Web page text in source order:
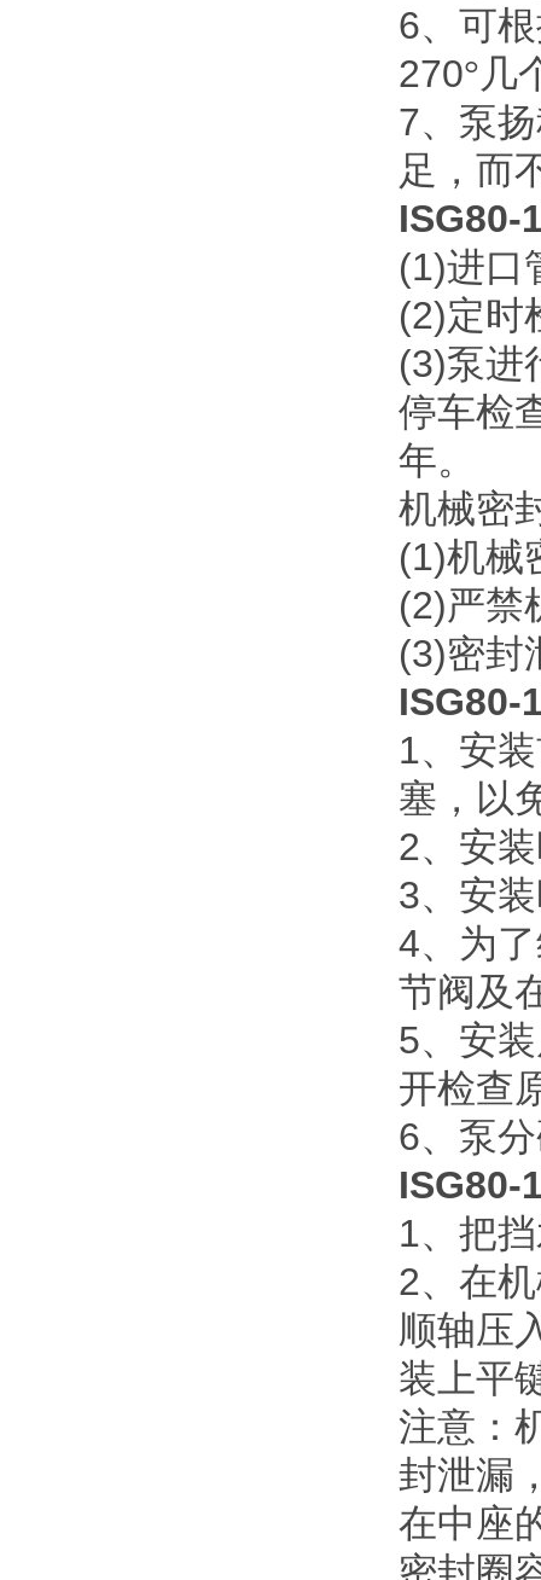
6、可
270°几
7、泵
足，而
ISG80-
(1)进口
(2)定时
(3)泵进
停车检
年。
机械密
(1)机械
(2)严禁
(3)密封
ISG80-
1、安
塞，以
2、安
3、安
4、为
节阀及
5、安
开检查
6、泵
ISG80-
1、把
2、在
顺轴压
装上平
注意：
封泄漏
在中座